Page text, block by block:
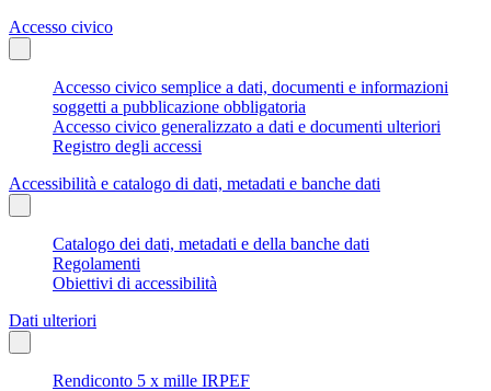
Accesso civico
Accesso civico semplice a dati, documenti e informazioni
soggetti a pubblicazione obbligatoria
Accesso civico generalizzato a dati e documenti ulteriori
Registro degli accessi
Accessibilità e catalogo di dati, metadati e banche dati
Catalogo dei dati, metadati e della banche dati
Regolamenti
Obiettivi di accessibilità
Dati ulteriori
Rendiconto 5 x mille IRPEF